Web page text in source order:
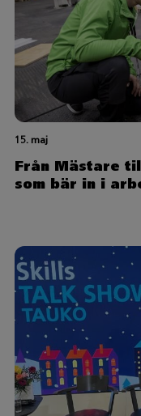
15. maj
Från Mästare
som bär in i